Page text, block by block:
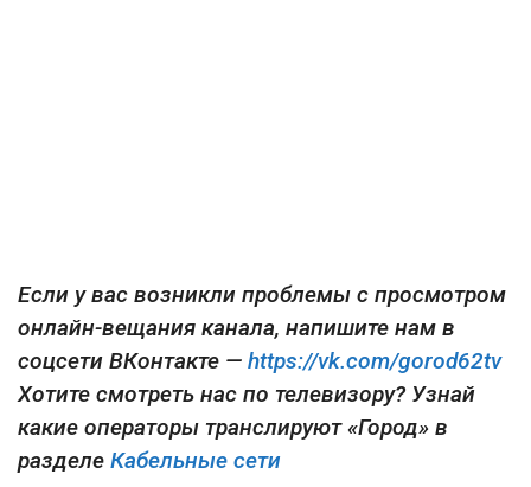
Если у вас возникли проблемы с просмотром
онлайн-вещания канала, напишите нам в
соцсети ВКонтакте — https://vk.com/gorod62tv
Хотите смотреть нас по телевизору? Узнай
какие операторы транслируют «Город» в
разделе Кабельные сети